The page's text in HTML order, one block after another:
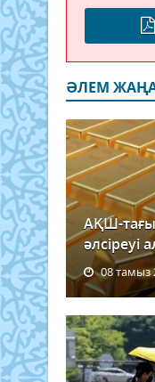
ӘЛЕМ
АҚШ-
әлсіреуі
08 тамыз